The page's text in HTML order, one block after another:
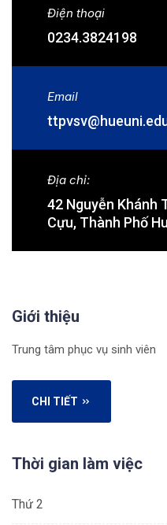
Điện thoại
0234.3824198
Email
Địa chỉ:
42 Nguyễn Khánh
Cựu, Thành Phố
Giới thiệu
Trung tâm phục vụ sinh viên
CHI TIẾT
Thời gian làm việc
Thứ 2